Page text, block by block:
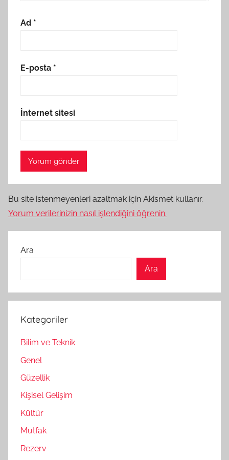
Ad *
E-posta *
İnternet sitesi
Bu site istenmeyenleri azaltmak için Akismet kullanır.
Yorum verilerinizin nasıl işlendiğini öğrenin.
Ara
Ara
Kategoriler
Bilim ve Teknik
Genel
Güzellik
Kişisel Gelişim
Kültür
Mutfak
Rezerv